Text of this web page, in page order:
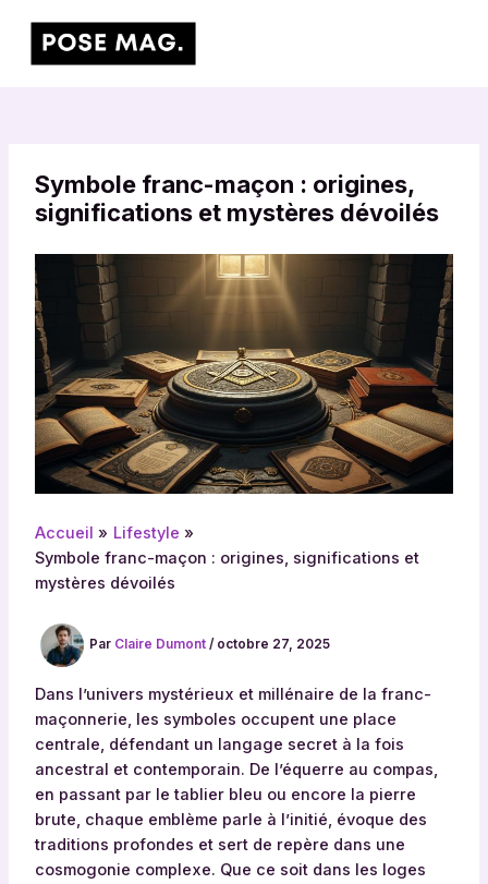
contenu
Symbole franc-maçon : origines,
significations et mystères dévoilés
Accueil
Lifestyle
Symbole franc-maçon : origines, significations et
mystères dévoilés
Par Claire Dumont / octobre 27, 2025
Dans l’univers mystérieux et millénaire de la franc-
maçonnerie, les symboles occupent une place
centrale, défendant un langage secret à la fois
ancestral et contemporain. De l’équerre au compas,
en passant par le tablier bleu ou encore la pierre
brute, chaque emblème parle à l’initié, évoque des
traditions profondes et sert de repère dans une
cosmogonie complexe. Que ce soit dans les loges